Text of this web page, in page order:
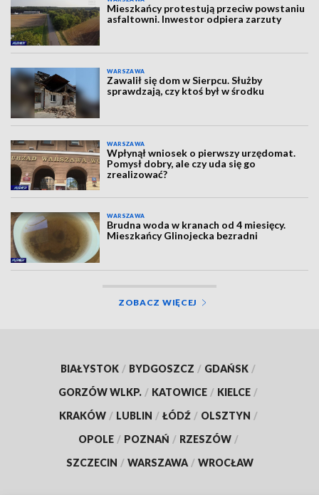
Mieszkańcy protestują przeciw powstaniu
asfaltowni. Inwestor odpiera zarzuty
WARSZAWA
Zawalił się dom w Sierpcu. Służby
sprawdzają, czy ktoś był w środku
WARSZAWA
Wpłynął wniosek o pierwszy urzędomat.
Pomysł dobry, ale czy uda się go
zrealizować?
WARSZAWA
Brudna woda w kranach od 4 miesięcy.
Mieszkańcy Glinojecka bezradni
ZOBACZ WIĘCEJ
BIAŁYSTOK / BYDGOSZCZ / GDAŃSK /
GORZÓW WLKP. / KATOWICE / KIELCE /
KRAKÓW / LUBLIN / ŁÓDŹ / OLSZTYN /
OPOLE / POZNAŃ / RZESZÓW /
SZCZECIN / WARSZAWA / WROCŁAW